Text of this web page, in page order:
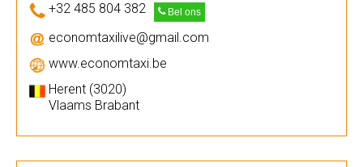
+32 485 804 382
Bel ons
economtaxilive@gmail.com
www.economtaxi.be
Herent (3020)
Vlaams Brabant